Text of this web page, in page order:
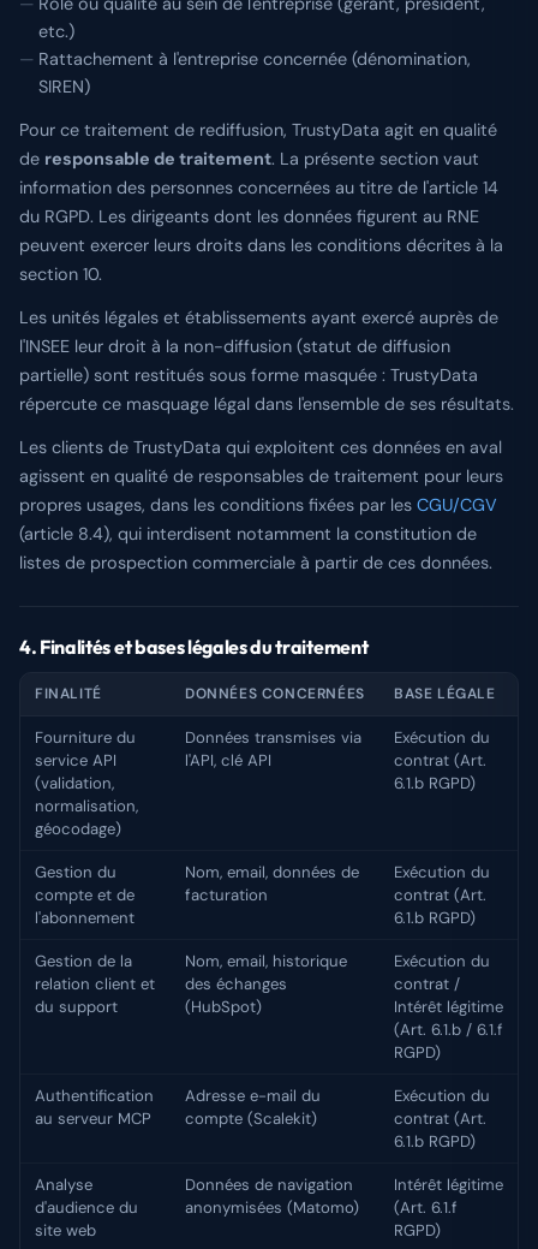
etc.)
Rattachement à l'entreprise concernée (dénomination,
SIREN)
Pour ce traitement de rediffusion, TrustyData agit en qualité
de responsable de traitement. La présente section vaut
information des personnes concernées au titre de l'article 14
du RGPD. Les dirigeants dont les données figurent au RNE
peuvent exercer leurs droits dans les conditions décrites à la
section 10.
Les unités légales et établissements ayant exercé auprès de
l'INSEE leur droit à la non-diffusion (statut de diffusion
partielle) sont restitués sous forme masquée : TrustyData
répercute ce masquage légal dans l'ensemble de ses résultats.
Les clients de TrustyData qui exploitent ces données en aval
agissent en qualité de responsables de traitement pour leurs
propres usages, dans les conditions fixées par les CGU/CGV
(article 8.4), qui interdisent notamment la constitution de
listes de prospection commerciale à partir de ces données.
4. Finalités et bases légales du traitement
FINALITÉ DONNÉES CONCERNÉES BASE LÉGALE
Fourniture du
service API
(validation,
normalisation,
géocodage)
Données transmises via
l'API, clé API
Exécution du
contrat (Art.
6.1.b RGPD)
Gestion du
compte et de
l'abonnement
Nom, email, données de
facturation
Exécution du
contrat (Art.
6.1.b RGPD)
Gestion de la
relation client et
du support
Nom, email, historique
des échanges
(HubSpot)
Exécution du
contrat /
Intérêt légitime
(Art. 6.1.b / 6.1.f
RGPD)
Authentification
au serveur MCP
Adresse e-mail du
compte (Scalekit)
Exécution du
contrat (Art.
6.1.b RGPD)
Analyse
d'audience du
site web
Données de navigation
anonymisées (Matomo)
Intérêt légitime
(Art. 6.1.f
RGPD)